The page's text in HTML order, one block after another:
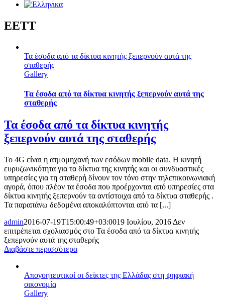
ΕΕΤΤ
Τα έσοδα από τα δίκτυα κινητής ξεπερνούν αυτά της
σταθερής
Gallery
Τα έσοδα από τα δίκτυα κινητής ξεπερνούν αυτά της
σταθερής
Τα έσοδα από τα δίκτυα κινητής
ξεπερνούν αυτά της σταθερής
Το 4G είναι η ατμομηχανή των εσόδων mobile data. Η κινητή
ευρυζωνικότητα για τα δίκτυα της κινητής και οι συνδυαστικές
υπηρεσίες για τη σταθερή δίνουν τον τόνο στην τηλεπικοινωνιακή
αγορά, όπου πλέον τα έσοδα που προέρχονται από υπηρεσίες στα
δίκτυα κινητής ξεπερνούν τα αντίστοιχα από τα δίκτυα σταθερής .
Τα παραπάνω δεδομένα αποκαλύπτονται από τα [...]
admin2016-07-19T15:00:49+03:0019 Ιουλίου, 2016|Δεν
επιτρέπεται σχολιασμός στο Τα έσοδα από τα δίκτυα κινητής
ξεπερνούν αυτά της σταθερής
Διαβάστε περισσότερα
Απογοητευτικοί οι δείκτες της Ελλάδας στη ψηφιακή
οικονομία
Gallery